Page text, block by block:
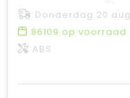
Donderdag 20
86109 op voorraad
ABS